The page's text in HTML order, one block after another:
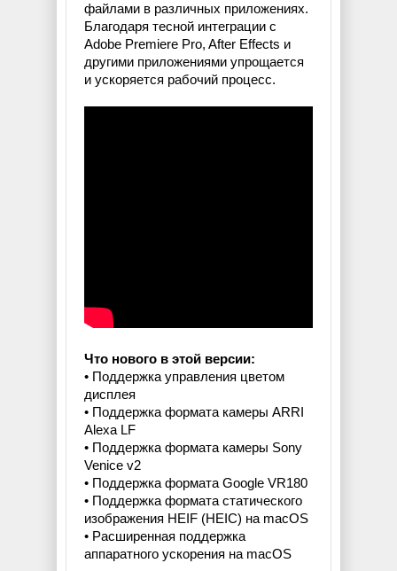
файлами в различных приложениях.
Благодаря тесной интеграции с
Adobe Premiere Pro, After Effects и
другими приложениями упрощается
и ускоряется рабочий процесс.
Что нового в этой версии:
• Поддержка управления цветом
дисплея
• Поддержка формата камеры ARRI
Alexa LF
• Поддержка формата камеры Sony
Venice v2
• Поддержка формата Google VR180
• Поддержка формата статического
изображения HEIF (HEIC) на macOS
• Расширенная поддержка
аппаратного ускорения на macOS